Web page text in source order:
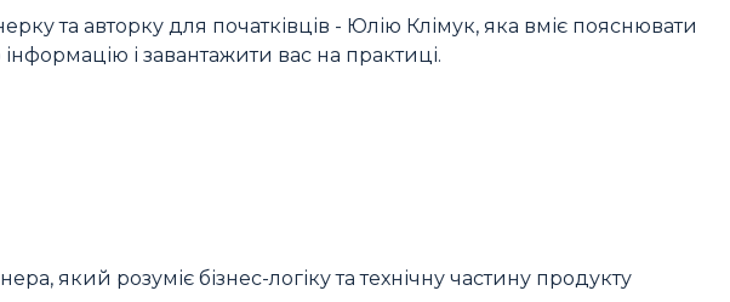
та авторку для початківців - Юлію Клімук, яка вміє пояснювати
і завантажити вас на практиці.
який розуміє бізнес-логіку та технічну частину продукту